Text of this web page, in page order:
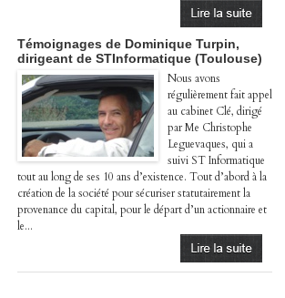
Témoignages de Dominique Turpin,
dirigeant de STInformatique (Toulouse)
Nous avons
régulièrement fait appel
au cabinet Clé, dirigé
par Me Christophe
Leguevaques, qui a
suivi ST Informatique
tout au long de ses 10 ans d’existence. Tout d’abord à la
création de la société pour sécuriser statutairement la
provenance du capital, pour le départ d’un actionnaire et
le...